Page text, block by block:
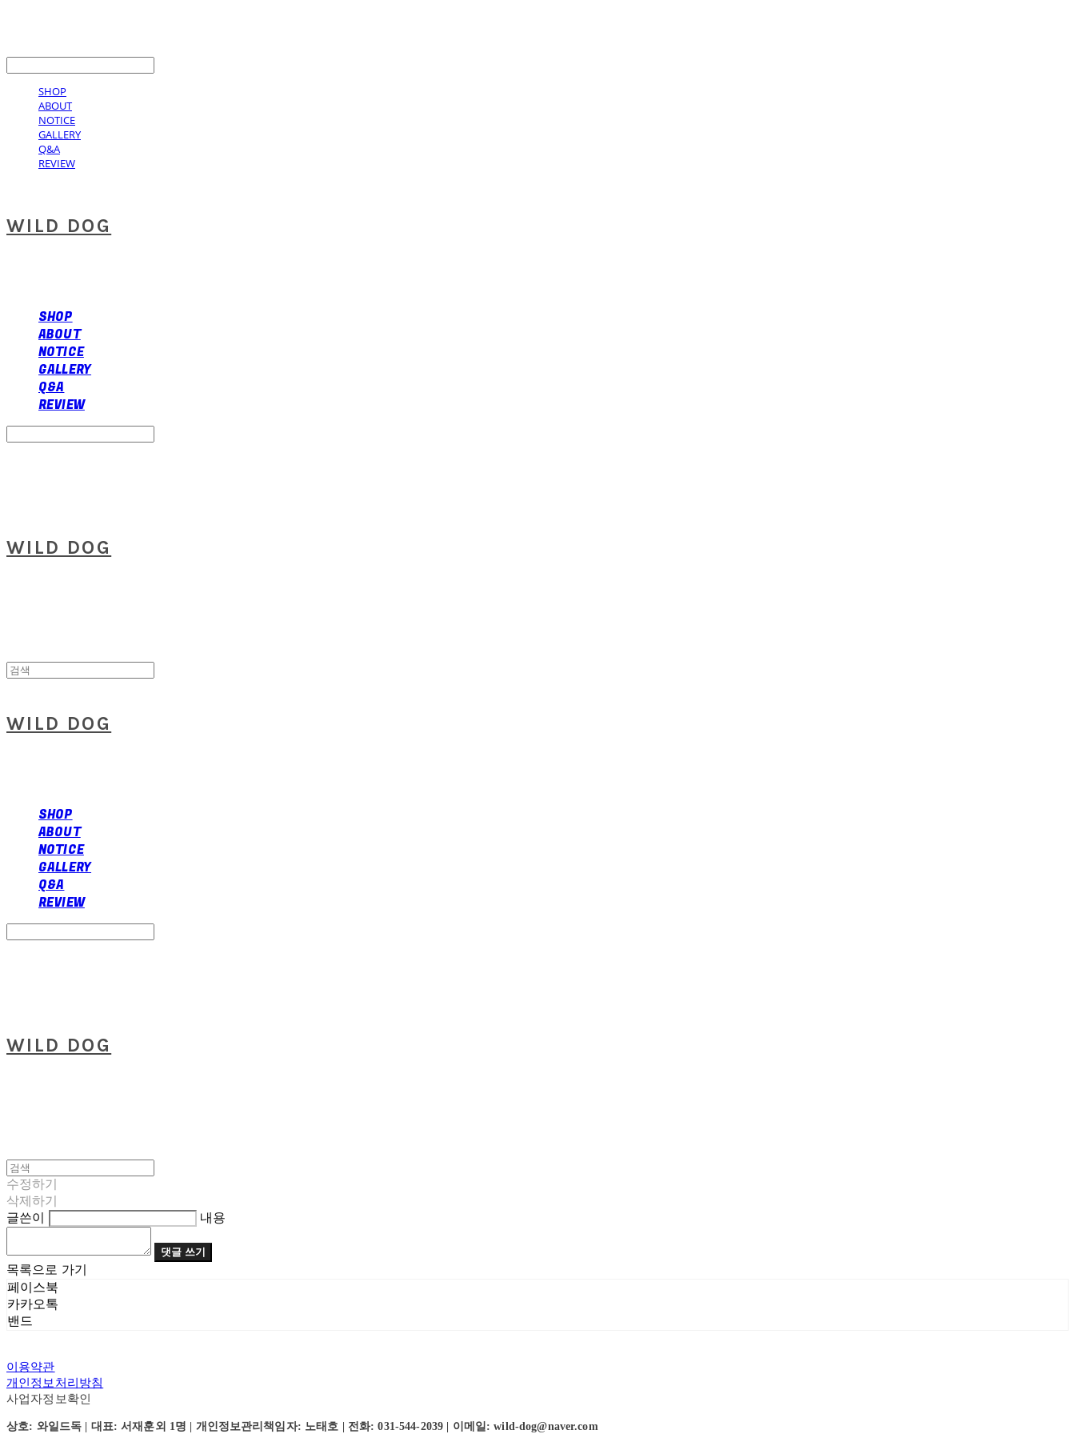
SHOP
ABOUT
NOTICE
GALLERY
Q&A
REVIEW
WILD DOG
SHOP
ABOUT
NOTICE
GALLERY
Q&A
REVIEW
WILD DOG
WILD DOG
SHOP
ABOUT
NOTICE
GALLERY
Q&A
REVIEW
WILD DOG
수정하기
삭제하기
글쓴이
내용
댓글 쓰기
목록으로 가기
페이스북
카카오톡
밴드
이용약관
개인정보처리방침
사업자정보확인
상호: 와일드독 | 대표: 서재훈외 1명 | 개인정보관리책임자: 노태호 | 전화: 031-544-2039 | 이메일: wild-dog@naver.com